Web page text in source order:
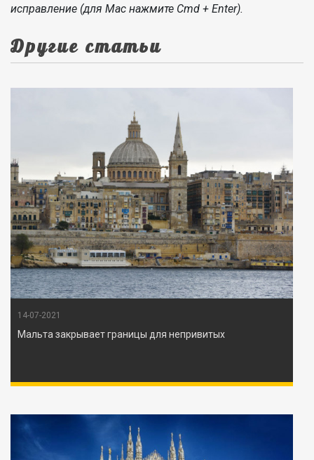
исправление (для Mac нажмите Cmd + Enter).
Другие статьи
14-07-2021
Мальта закрывает границы для непривитых